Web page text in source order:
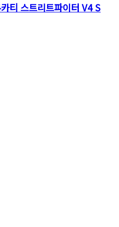
티 스트리트파이터 V4 S